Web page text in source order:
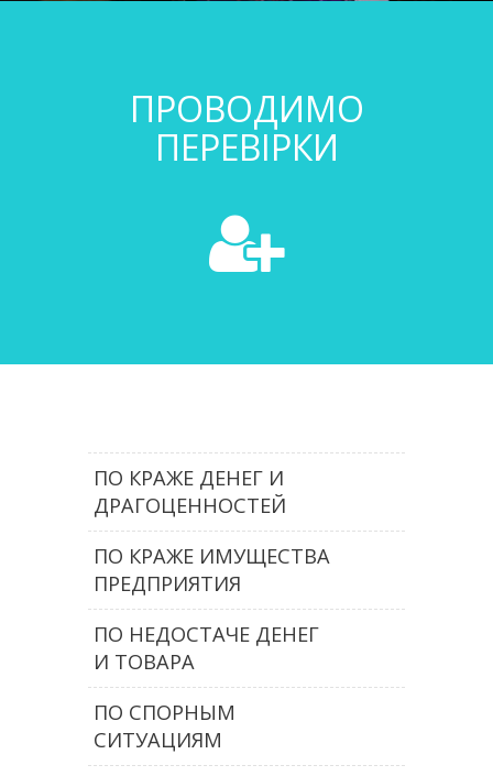
ПРОВОДИМО
ПЕРЕВІРКИ
ПО КРАЖЕ ДЕНЕГ И
ДРАГОЦЕННОСТЕЙ
ПО КРАЖЕ ИМУЩЕСТВА
ПРЕДПРИЯТИЯ
ПО НЕДОСТАЧЕ ДЕНЕГ
И ТОВАРА
ПО СПОРНЫМ
СИТУАЦИЯМ